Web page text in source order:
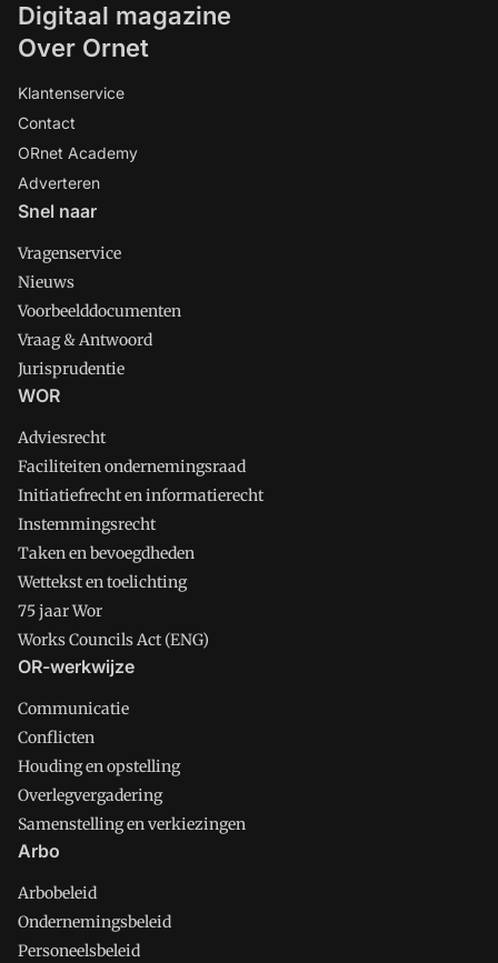
Digitaal magazine
Over Ornet
Klantenservice
Contact
ORnet Academy
Adverteren
Snel naar
Vragenservice
Nieuws
Voorbeelddocumenten
Vraag & Antwoord
Jurisprudentie
WOR
Adviesrecht
Faciliteiten ondernemingsraad
Initiatiefrecht en informatierecht
Instemmingsrecht
Taken en bevoegdheden
Wettekst en toelichting
75 jaar Wor
Works Councils Act (ENG)
OR-werkwijze
Communicatie
Conflicten
Houding en opstelling
Overlegvergadering
Samenstelling en verkiezingen
Arbo
Arbobeleid
Ondernemingsbeleid
Personeelsbeleid